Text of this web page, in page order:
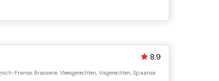
Franse, Brasserie, Vleesgerechten, Visgerechten, Spaanse
8.9